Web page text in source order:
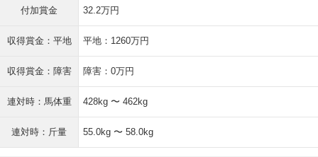
付加賞金 32.2万円
収得賞金：平地 平地：1260万円
収得賞金：障害 障害：0万円
連対時：馬体重 428kg 〜 462kg
連対時：斤量 55.0kg 〜 58.0kg